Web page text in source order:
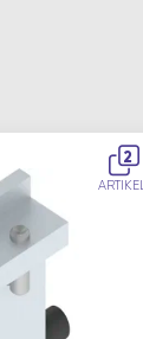
2
ARTIKEL